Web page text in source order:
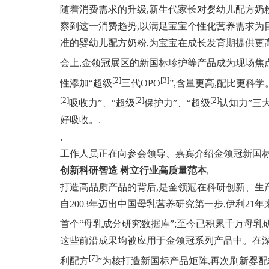
随着消费需求的升级,新生代家长对婴幼儿配方
察到这一消费趋势,以满足宝宝个性化营养需求
准的婴幼儿配方奶粉,为宝宝在成长发育期提供更
会上,金领冠展区的新国标珍护等产品成为现场
性添加“超级[2]三代OPO[3]”,含量更高,配比更科
[2]吸收力”、“超级[2]保护力”、“超级[2]认知力”三
好吸收。 ,
,
工作人员正在向参会领导、嘉宾介绍金领冠新国
创新科研智造 树立行业高质量范本,
打造高品质产品的背后,是金领冠在科研创新、生
自2003年迈出中国母乳营养研究第一步,伊利21
首个“母乳成分研究数据库”;至今已积累千万母乳
这些前沿成果均被应用于金领冠系列产品中。在
利配方[7]”为核打造新国标产品矩阵,再次刷新婴